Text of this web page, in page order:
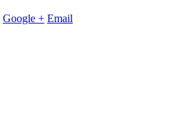
Google + Email